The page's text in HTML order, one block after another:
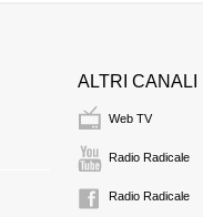
ALTRI CANALI
Web TV
Radio Radicale
Radio Radicale